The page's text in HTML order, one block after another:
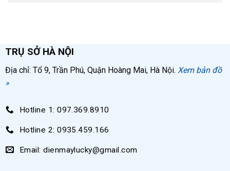
TRỤ SỞ HÀ NỘI
Địa chỉ: Tổ 9, Trần Phú, Quận Hoàng Mai, Hà Nội. Xem bản đồ
»
Hotline 1: 097.369.8910
Hotline 2: 0935.459.166
Email: dienmaylucky@gmail.com